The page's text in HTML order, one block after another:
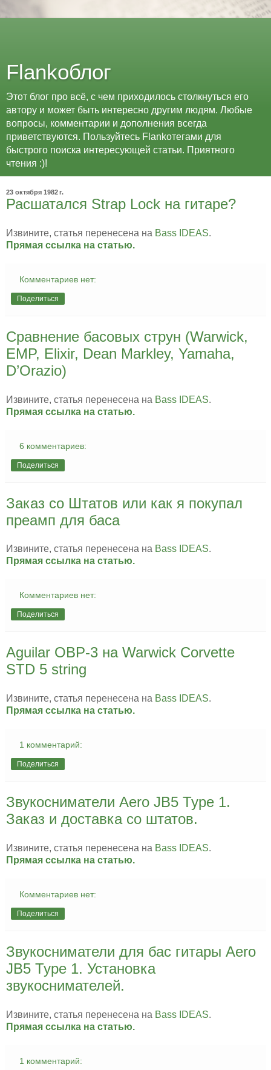
Flankоблог
Этот блог про всё, с чем приходилось столкнуться его
автору и может быть интересно другим людям. Любые
вопросы, комментарии и дополнения всегда
приветствуются. Пользуйтесь Flankoтегами для
быстрого поиска интересующей статьи. Приятного
чтения :)!
23 октября 1982 г.
Расшатался Strap Lock на гитаре?
Извините, статья перенесена на Bass IDEAS.
Прямая ссылка на статью.
Комментариев нет:
Поделиться
Сравнение басовых струн (Warwick,
EMP, Elixir, Dean Markley, Yamaha,
D’Orazio)
Извините, статья перенесена на Bass IDEAS.
Прямая ссылка на статью.
6 комментариев:
Поделиться
Заказ со Штатов или как я покупал
преамп для баса
Извините, статья перенесена на Bass IDEAS.
Прямая ссылка на статью.
Комментариев нет:
Поделиться
Aguilar OBP-3 на Warwick Corvette
STD 5 string
Извините, статья перенесена на Bass IDEAS.
Прямая ссылка на статью.
1 комментарий:
Поделиться
Звукосниматели Aero JB5 Type 1.
Заказ и доставка со штатов.
Извините, статья перенесена на Bass IDEAS.
Прямая ссылка на статью.
Комментариев нет:
Поделиться
Звукосниматели для бас гитары Aero
JB5 Type 1. Установка
звукоснимателей.
Извините, статья перенесена на Bass IDEAS.
Прямая ссылка на статью.
1 комментарий: